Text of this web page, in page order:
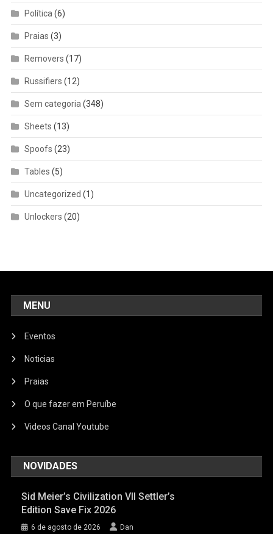
Política (6)
Praias (3)
Removers (17)
Russifiers (12)
Sem categoria (348)
Sheets (13)
Spoofs (23)
Tables (5)
Uncategorized (1)
Unlockers (20)
MENU
Eventos
Noticias
Praias
O que fazer em Peruíbe
Videos Canal Youtube
NOVIDADES
Sid Meier’s Civilization VII Settler’s
Edition Save Fix 2026
6 de agosto de 2026 Dan